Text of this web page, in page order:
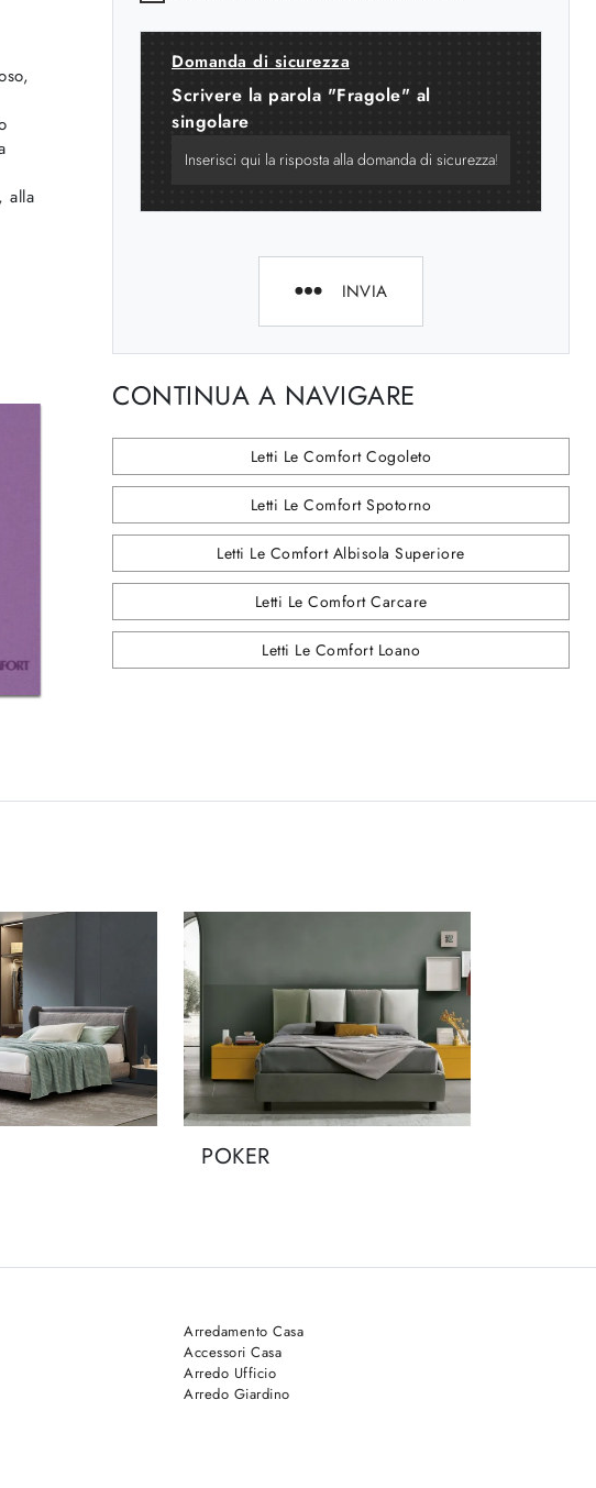
alla
Domanda di sicurezza
Scrivere la parola "Fragole" al
singolare
INVIA
CONTINUA A NAVIGARE
Letti Le Comfort Cogoleto
Letti Le Comfort Spotorno
Letti Le Comfort Albisola Superiore
Letti Le Comfort Carcare
Letti Le Comfort Loano
POKER
Arredamento Casa
Accessori Casa
Arredo Ufficio
Arredo Giardino